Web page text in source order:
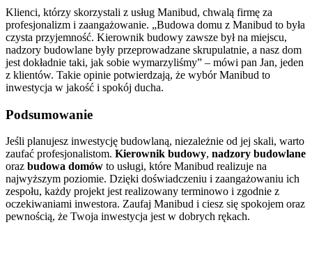
Klienci, którzy skorzystali z usług Manibud, chwalą firmę za
profesjonalizm i zaangażowanie. „Budowa domu z Manibud to była
czysta przyjemność. Kierownik budowy zawsze był na miejscu,
nadzory budowlane były przeprowadzane skrupulatnie, a nasz dom
jest dokładnie taki, jak sobie wymarzyliśmy” – mówi pan Jan, jeden
z klientów. Takie opinie potwierdzają, że wybór Manibud to
inwestycja w jakość i spokój ducha.
Podsumowanie
Jeśli planujesz inwestycję budowlaną, niezależnie od jej skali, warto
zaufać profesjonalistom. Kierownik budowy, nadzory budowlane
oraz budowa domów to usługi, które Manibud realizuje na
najwyższym poziomie. Dzięki doświadczeniu i zaangażowaniu ich
zespołu, każdy projekt jest realizowany terminowo i zgodnie z
oczekiwaniami inwestora. Zaufaj Manibud i ciesz się spokojem oraz
pewnością, że Twoja inwestycja jest w dobrych rękach.